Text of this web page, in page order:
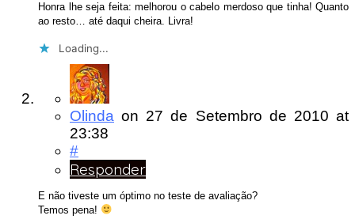
Honra lhe seja feita: melhorou o cabelo merdoso que tinha! Quanto
ao resto… até daqui cheira. Livra!
Loading...
Olinda on 27 de Setembro de 2010at
23:38
#
Responder
E não tiveste um óptimo no teste de avaliação?
Temos pena!